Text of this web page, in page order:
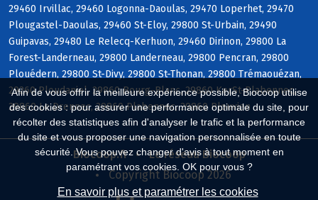
Afin de vous offrir la meilleure expérience possible, Biocoop utilise
des cookies : pour assurer une performance optimale du site, pour
récolter des statistiques afin d'analyser le trafic et la performance
du site et vous proposer une navigation personnalisée en toute
sécurité. Vous pouvez changer d'avis à tout moment en
paramétrant vos cookies. OK pour vous ?
En savoir plus et paramétrer les cookies
29460 Irvillac, 29460 Logonna-Daoulas, 29470 Loperhet, 29470
Plougastel-Daoulas, 29460 St-Eloy, 29800 St-Urbain, 29490
Guipavas, 29480 Le Relecq-Kerhuon, 29460 Dirinon, 29800 La
Forest-Landerneau, 29800 Landerneau, 29800 Pencran, 29800
Plouédern, 29800 St-Divy, 29800 St-Thonan, 29800 Trémaouézan,
29260 Ploudaniel, 29860 Bourg-Blanc, 29860 KerSt-Plabennec,
29860 Le Drennec, 29860 Plabennec, 29860 Plouvien
Biocoop.fr
Le réseau Biocoop
Copyright Biocoop 2026